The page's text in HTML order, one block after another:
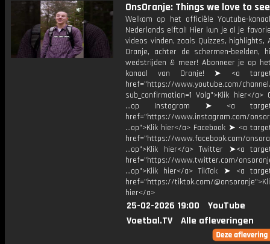
OnsOranje: Things we love to
Welkom op het officiële Youtube-
Nederlands elftal! Hier kun je al je
videos vinden, zoals Quizzes, highlights,
Oranje, achter de schermen-beelden,
wedstrijden & meer! Abonneer je op
kanaal van Oranje! ➤ <a
href="https://www.youtube.com/channel/
sub_confirmation=1 Volg">Klik hier</a>
...op Instagram ➤ <a
href="https://www.instagram.com/
...op">Klik hier</a> Facebook ➤ <a
href="https://www.facebook.com/
...op">Klik hier</a> Twitter ➤<a
href="https://www.twitter.com/
...op">Klik hier</a> TikTok ➤ <a
href="https://tiktok.com/
hier</a>
25-02-2026 19:00
YouTube
Voetbal.TV
Alle afleveringen